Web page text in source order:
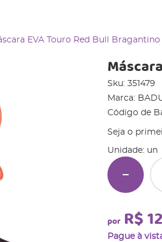
EVA Touro Red Bull Bragantino
Sku: 351479
Marca:
Código de
Seja o
Unidade: un
por R$
Pague à